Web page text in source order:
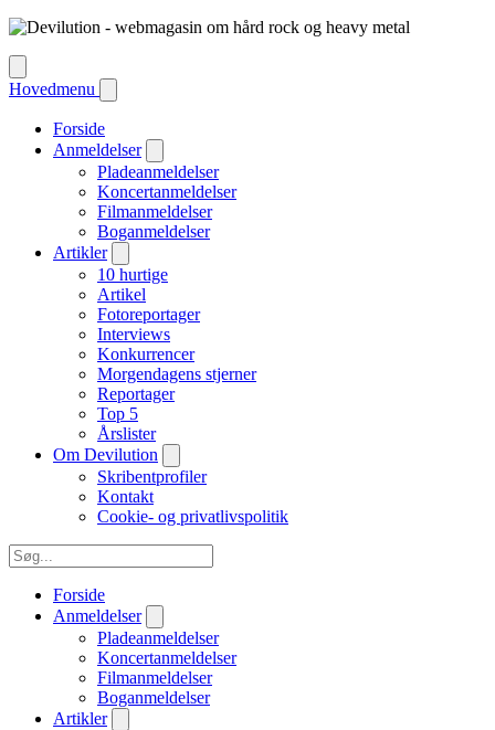
Hovedmenu
Forside
Anmeldelser
Pladeanmeldelser
Koncertanmeldelser
Filmanmeldelser
Boganmeldelser
Artikler
10 hurtige
Artikel
Fotoreportager
Interviews
Konkurrencer
Morgendagens stjerner
Reportager
Top 5
Årslister
Om Devilution
Skribentprofiler
Kontakt
Cookie- og privatlivspolitik
Forside
Anmeldelser
Pladeanmeldelser
Koncertanmeldelser
Filmanmeldelser
Boganmeldelser
Artikler